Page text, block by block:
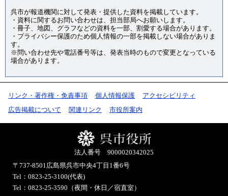
呉市が報道機関に対して発表・提供した資料を掲載しています。
・資料に関するお問い合わせは、担当部局へお願いします。
・冊子、地図、グラフなどの資料を一部、割愛する場合があります。
・プライバシー保護のため個人情報の一部を掲載しない場合がありま
す。
※問い合わせ先や電話番号等は、発表当時のもので変更となっている
場合があります。
リンク・著作権・免責事項 個人情報保護
アクセシビリティ
広告掲載について
関連リンク 市役所案内
法人番号 9000020342025
〒737-8501広島県呉市中央4丁目1番6号
Tel：0823-25-3100(代表)
Tel：0823-25-3590（夜間・休日／宿直室）